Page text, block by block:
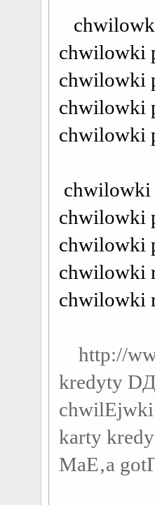
chwilowki
chwilowki
chwilowki
chwilowki
chwilowki
chwilowki
chwilowki
chwilowki
chwilowki
http://
kredyty
karty
MaЕ‚a